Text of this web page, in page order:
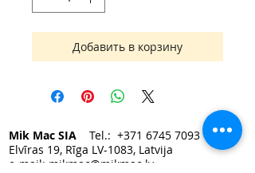
Добавить в корзину
Mik Mac SIA Tel.: +371 6745 7093
Elvīras 19, Rīga LV-1083, Latvija
e-mail: mikmac@mikmac.lv